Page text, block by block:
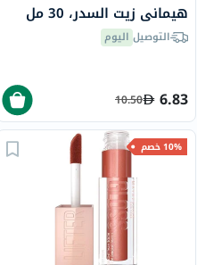
هيماني زيت السدر، 30 مل
التوصيل اليوم
6.83
10.50
10% خصم